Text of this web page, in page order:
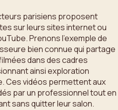
parisiens proposent
sur leurs sites internet ou
Prenons l’exemple de
bien connue qui partage
dans des cadres
ainsi exploration
Ces vidéos permettent aux
par un professionnel tout en
sans quitter leur salon.